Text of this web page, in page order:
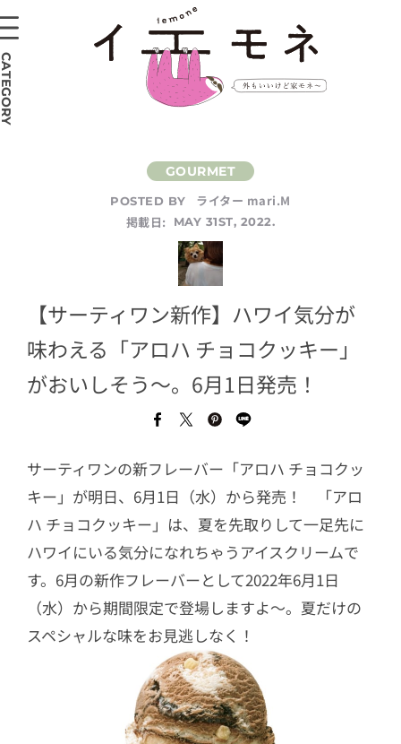
POSTED BY
ライター mari.M
掲載日:
MAY 31ST, 2022.
【サーティワン新作】ハワイ気分が
味わえる「アロハ チョコクッキー」
がおいしそう～。6月1日発売！
サーティワンの新フレーバー「アロハ チョコクッ
キー」が明日、6月1日（水）から発売！ 「アロ
ハ チョコクッキー」は、夏を先取りして一足先に
ハワイにいる気分になれちゃうアイスクリームで
す。6月の新作フレーバーとして2022年6月1日
（水）から期間限定で登場しますよ～。夏だけの
スペシャルな味をお見逃しなく！